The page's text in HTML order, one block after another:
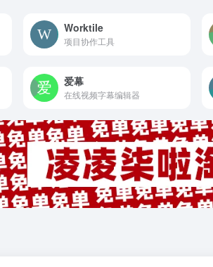
Worktile
项目协作工具
爱幕
在线视频字幕编辑器